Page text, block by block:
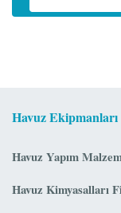
Havuz Ekipmanları
Havuz Yapım
Havuz Kimyasalları